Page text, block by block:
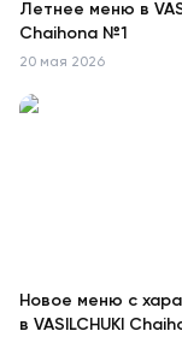
Летнее меню в
Chaihona №1
20 мая 2026
Новое меню с
в VASILCHUKI